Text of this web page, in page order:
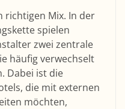
richtigen Mix. In der
spielen
zwei zentrale
häufig verwechselt
Dabei ist die
die mit externen
möchten,